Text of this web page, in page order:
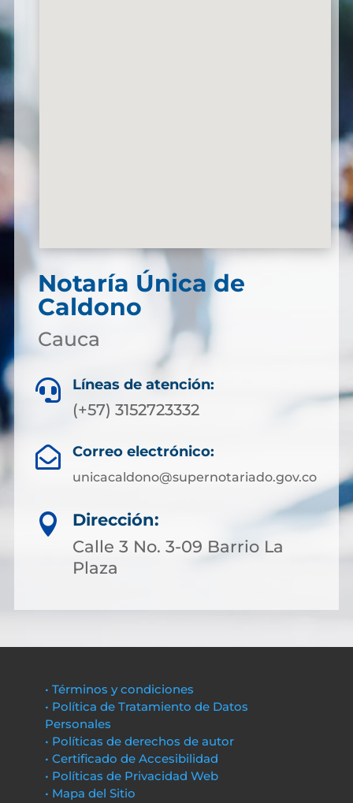
Notaría Única de
Caldono
Cauca
 Líneas de atención:
(+57) 3152723332
 Correo electrónico:
unicacaldono@supernotariado.gov.co

Dirección:
Calle 3 No. 3-09 Barrio La
Plaza
• Términos y condiciones
• Política de Tratamiento de Datos
Personales
• Políticas de derechos de autor
• Certificado de Accesibilidad
• Políticas de Privacidad Web
• Mapa del Sitio